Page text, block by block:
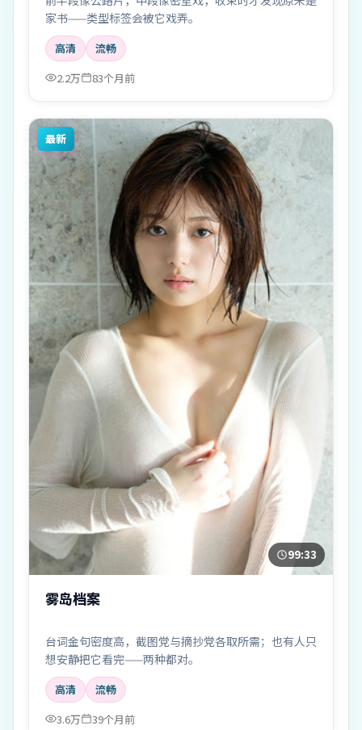
家书——类型标签会被它戏弄。
高清
流畅
2.2万
83个月前
最新
99:33
雾岛档案
台词金句密度高，截图党与摘抄党各取所需；也有人只
想安静把它看完——两种都对。
高清
流畅
3.6万
39个月前